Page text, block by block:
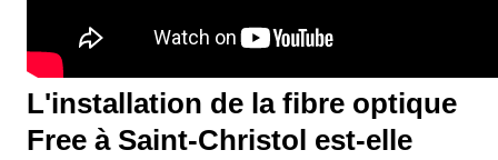
L'installation de la fibre optique
Free à Saint-Christol est-elle